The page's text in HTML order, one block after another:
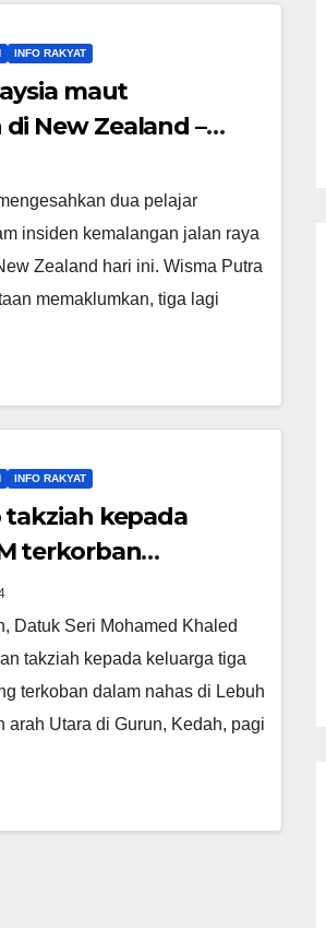
INFO RAKYAT
maut
New Zealand –
dua pelajar
insiden kemalangan jalan raya
Zealand hari ini. Wisma Putra
memaklumkan, tiga lagi
INFO RAKYAT
takziah kepada
terkorban
Datuk Seri Mohamed Khaled
takziah kepada keluarga tiga
terkoban dalam nahas di Lebuh
arah Utara di Gurun, Kedah, pagi